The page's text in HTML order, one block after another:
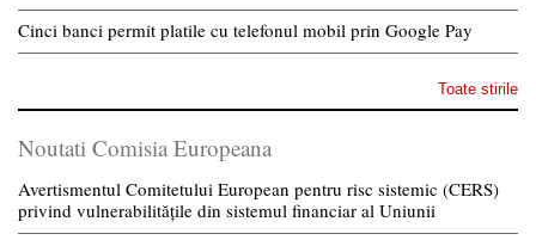
Cinci banci permit platile cu telefonul mobil prin Google Pay
Toate stirile
Noutati Comisia Europeana
Avertismentul Comitetului European pentru risc sistemic (CERS)
privind vulnerabilitățile din sistemul financiar al Uniunii